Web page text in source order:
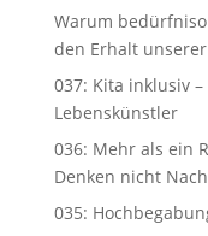
Warum
den Erhalt
037: Kita inklusiv
Lebenskünstler
036: Mehr als ein
Denken nicht
035: